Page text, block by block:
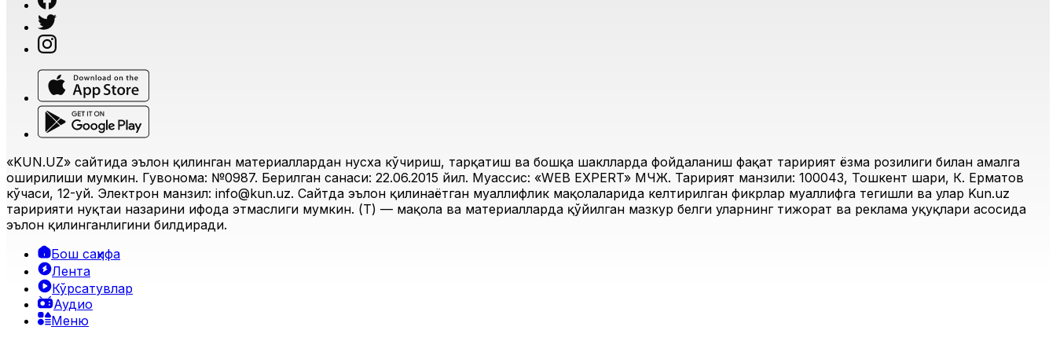
«KUN.UZ» сайтида эълон қилинган материаллардан нусха кўчириш, тарқатиш ва бошқа шаклларда фойдаланиш фақат таҳририят ёзма розилиги билан амалга
оширилиши мумкин. Гувоҳнома: №0987. Берилган санаси: 22.06.2015 йил. Муассис: «WEB EXPERT» МЧЖ. Таҳририят манзили: 100043, Тошкент шаҳри, К. Ерматов
кўчаси, 12-уй. Электрон манзил: info@kun.uz. Сайтда эълон қилинаётган муаллифлик мақолаларида келтирилган фикрлар муаллифга тегишли ва улар Kun.uz
таҳририяти нуқтаи назарини ифода этмаслиги мумкин. (Т) — мақола ва материалларда қўйилган мазкур белги уларнинг тижорат ва реклама ҳуқуқлари асосида
эълон қилинганлигини билдиради.
Бош саҳифа
Лента
Кўрсатувлар
Аудио
Меню